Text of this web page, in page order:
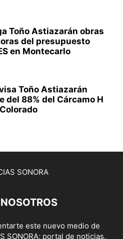
Toño Astiazarán obras
del presupuesto
en Montecarlo
Toño Astiazarán
del 88% del Cárcamo H
este nuevo medio de
SONORA; portal de noticias,